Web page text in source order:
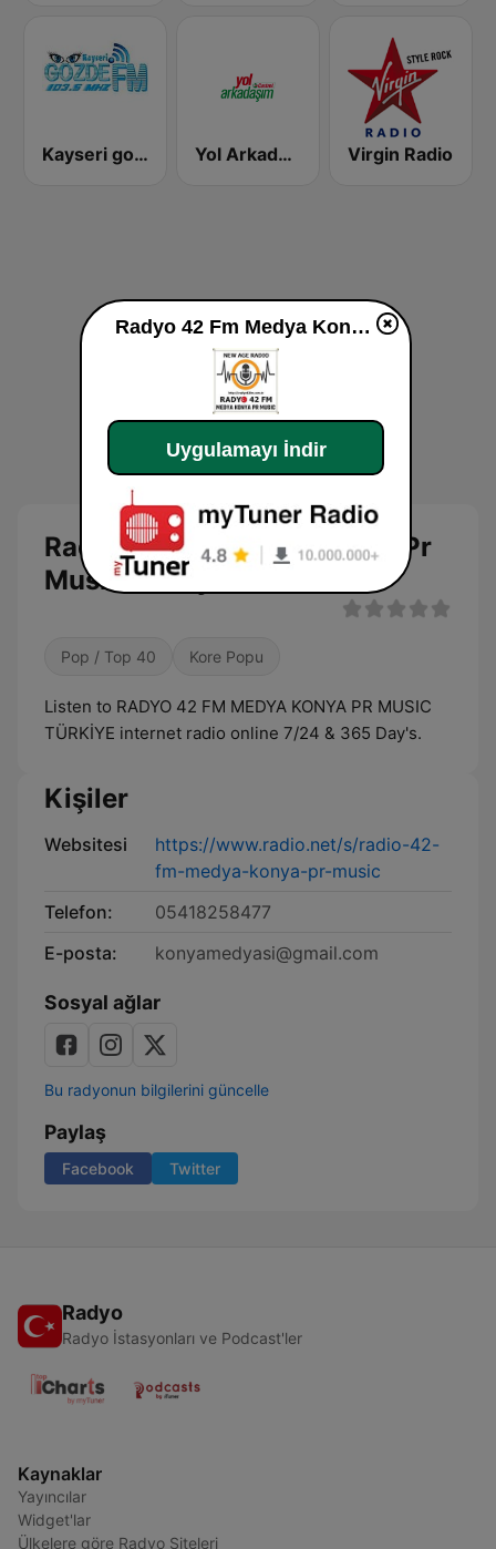
Kayseri gozde FM Yol Arkadasim Virgin Radio
Radyo 42 Fm Medya Konya Pr
Music Türki̇ye
Pop / Top 40 Kore Popu
Listen to RADYO 42 FM MEDYA KONYA PR MUSIC
TÜRKİYE internet radio online 7/24 & 365 Day's.
Kişiler
Websitesi
https://www.radio.net/s/radio-42-
fm-medya-konya-pr-music
Telefon:
05418258477
E-posta:
konyamedyasi@gmail.com
Sosyal ağlar
Bu radyonun bilgilerini güncelle
Paylaş
Facebook Twitter
Radyo
Radyo İstasyonları ve Podcast'ler
Kaynaklar
Yayıncılar
Widget'lar
Ülkelere göre Radyo Siteleri
Radyo 42 Fm Medya Konya Pr Music Türki̇ye dinle
Uygulamayı İndir